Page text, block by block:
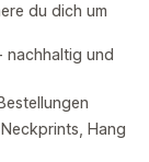
du dich um
nachhaltig und
Hang